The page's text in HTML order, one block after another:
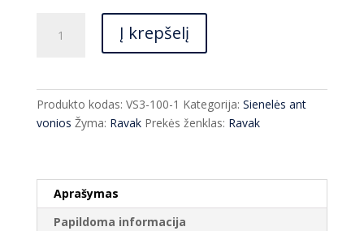
kiekis:
vonios
Į krepšelį
Produkto kodas: VS3-100-1 Kategorija: Sienelės ant
vonios Žyma: Ravak Prekės ženklas: Ravak
Aprašymas
Papildoma informacija